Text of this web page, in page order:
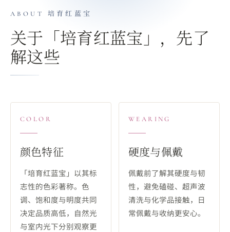
ABOUT 培育红蓝宝
关于「培育红蓝宝 」，先了
解这些
COLOR
颜色特征
「培育红蓝宝」以其标
志性的色彩著称。色
调、饱和度与明度共同
决定品质高低，自然光
与室内光下分别观察更
WEARING
硬度与佩戴
佩戴前了解其硬度与韧
性，避免磕碰、超声波
清洗与化学品接触，日
常佩戴与收纳更安心。